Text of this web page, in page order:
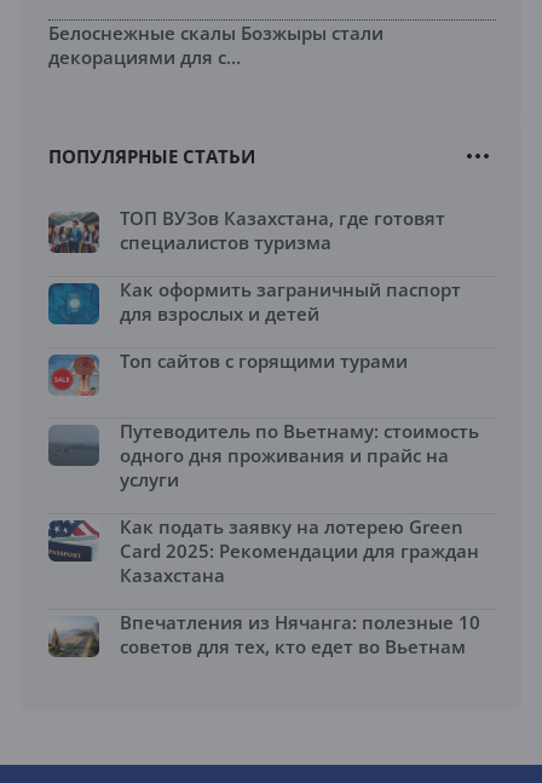
Белоснежные скалы Бозжыры стали
декорациями для с...
ПОПУЛЯРНЫЕ СТАТЬИ
ТОП ВУЗов Казахстана, где готовят
специалистов туризма
Как оформить заграничный паспорт
для взрослых и детей
Топ сайтов с горящими турами
Путеводитель по Вьетнаму: стоимость
одного дня проживания и прайс на
услуги
Как подать заявку на лотерею Green
Card 2025: Рекомендации для граждан
Казахстана
Впечатления из Нячанга: полезные 10
советов для тех, кто едет во Вьетнам